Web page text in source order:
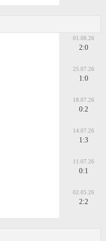
01.08.26
2:0
25.07.26
1:0
18.07.26
0:2
14.07.26
1:3
11.07.26
0:1
02.05.26
2:2